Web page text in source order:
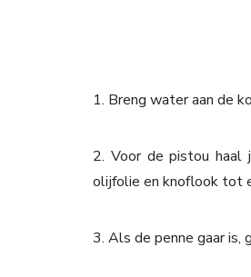
1. Breng water aan de
2. Voor de pistou haal
olijfolie en knoflook tot
3. Als de penne gaar is,